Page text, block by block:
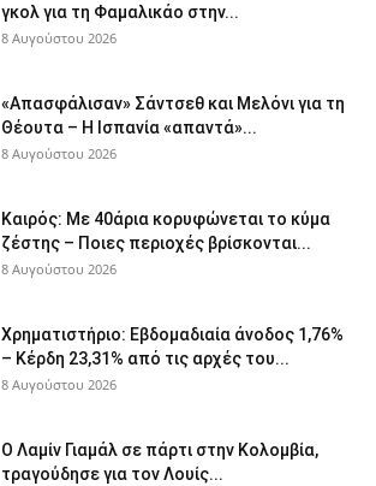
γκολ για τη Φαμαλικάο στην...
8 Αυγούστου 2026
«Απασφάλισαν» Σάντσεθ και Μελόνι για τη
Θέουτα – Η Ισπανία «απαντά»...
8 Αυγούστου 2026
Καιρός: Με 40άρια κορυφώνεται το κύμα
ζέστης – Ποιες περιοχές βρίσκονται...
8 Αυγούστου 2026
Χρηματιστήριο: Εβδομαδιαία άνοδος 1,76%
– Κέρδη 23,31% από τις αρχές του...
8 Αυγούστου 2026
Ο Λαμίν Γιαμάλ σε πάρτι στην Κολομβία,
τραγούδησε για τον Λουίς...